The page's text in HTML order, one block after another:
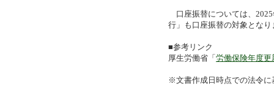
口座振替については、
行」も口座振替の対象とな
■参考リンク
厚生労働省「 労働保険年度
※文書作成日時点での法令